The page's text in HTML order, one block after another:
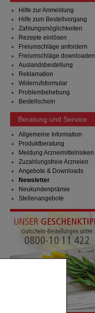
Hilfe zur Anmeldung
Hilfe zum Bestellvorgang
Zahlungsmöglichkeiten
Rezepte einlösen
Freiumschläge anfordern
Freiumschläge downloaden
Auslandsbestellung
Reklamation
Widerrufsformular
Problembehebung
Bestellschein
Beratung und Service
Allgemeine Information
Produktberatung
Meldung Arzneimittelrisiken
Zuzahlungsfreie Arzneien
Angebote & Downloads
Newsletter
Neukundenprämie
Stellenangebote